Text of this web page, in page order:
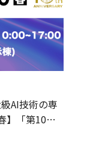
AI技術の専
】「第10回
展